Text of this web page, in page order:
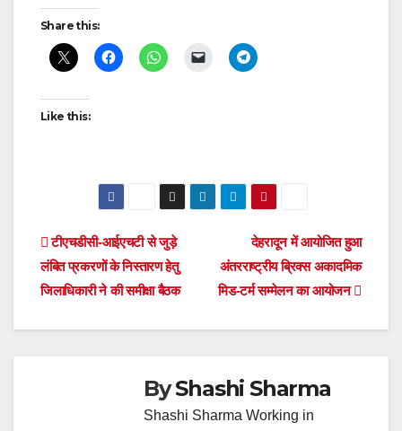
Post
navigation
Share this:
Like this:
Post
navigation
देहरादून में आयोजित हुआ
अंतरराष्ट्रीय ब्रिक्स अकादमिक
मिड-टर्म सम्मेलन का आयोजन
टीएचडीसी-आईएचटी से जुड़े
लंबित प्रकरणों के निस्तारण हेतु
जिलाधिकारी ने की समीक्षा बैठक
ByShashi Sharma
Shashi Sharma Working in